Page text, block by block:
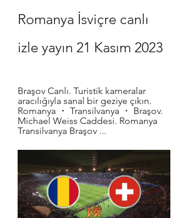
Romanya İsviçre canlı
izle yayın 21 Kasım 2023
Braşov Canlı. Turistik kameralar
aracılığıyla sanal bir geziye çıkın.
Romanya ・ Transilvanya ・ Braşov.
Michael Weiss Caddesi. Romanya
Transilvanya Braşov ...